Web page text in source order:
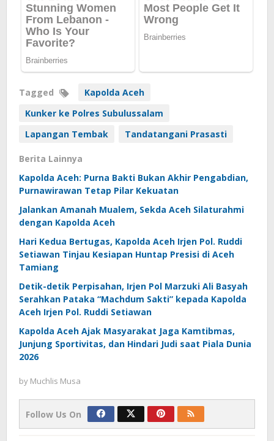
Tagged
Kapolda Aceh
Kunker ke Polres Subulussalam
Lapangan Tembak
Tandatangani Prasasti
Berita Lainnya
Kapolda Aceh: Purna Bakti Bukan Akhir Pengabdian,
Purnawirawan Tetap Pilar Kekuatan
Jalankan Amanah Mualem, Sekda Aceh Silaturahmi
dengan Kapolda Aceh
Hari Kedua Bertugas, Kapolda Aceh Irjen Pol. Ruddi
Setiawan Tinjau Kesiapan Huntap Presisi di Aceh
Tamiang
Detik-detik Perpisahan, Irjen Pol Marzuki Ali Basyah
Serahkan Pataka “Machdum Sakti” kepada Kapolda
Aceh Irjen Pol. Ruddi Setiawan
Kapolda Aceh Ajak Masyarakat Jaga Kamtibmas,
Junjung Sportivitas, dan Hindari Judi saat Piala Dunia
2026
by Muchlis Musa
Follow Us On